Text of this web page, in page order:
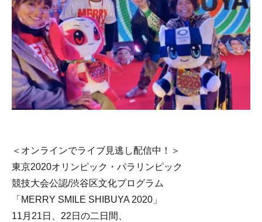
＜オンラインでライブ見逃し配信中！＞
東京2020オリンピック・パラリンピック
競技大会公認/渋谷区文化プログラム
「MERRY SMILE SHIBUYA 2020」
11月21日、22日の二日間、